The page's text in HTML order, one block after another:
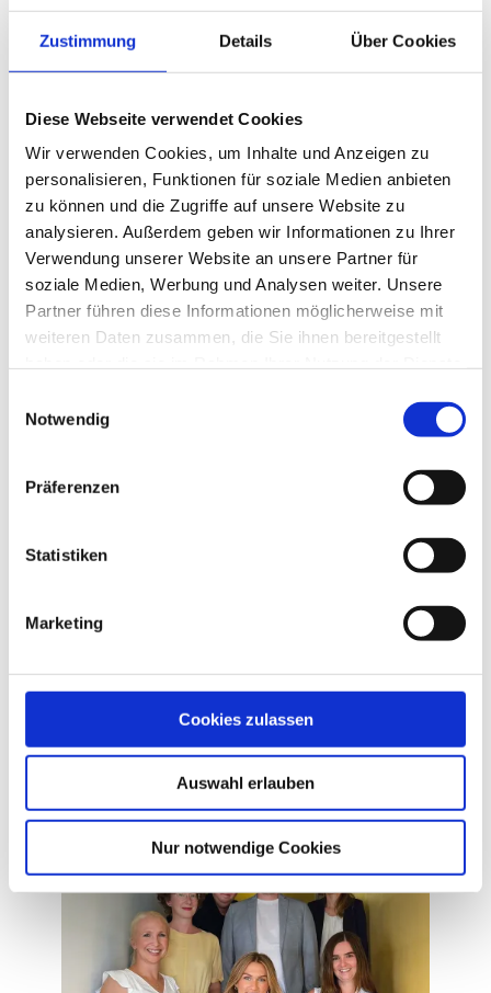
Zustimmung Details Über Cookies
Diese Webseite verwendet Cookies
Wir verwenden Cookies, um Inhalte und Anzeigen zu
personalisieren, Funktionen für soziale Medien anbieten
zu können und die Zugriffe auf unsere Website zu
analysieren. Außerdem geben wir Informationen zu Ihrer
Verwendung unserer Website an unsere Partner für
soziale Medien, Werbung und Analysen weiter. Unsere
Partner führen diese Informationen möglicherweise mit
weiteren Daten zusammen, die Sie ihnen bereitgestellt
Notwendig
Präferenzen
Statistiken
Marketing
Cookies zulassen
Auswahl erlauben
Nur notwendige Cookies
Gesellenprüfung Teil 2 in wenigen
Jahren auch digital
NebenMatthias Müller, dem Vorsitzenden des SWAV
waren auchMonika Rasche-Vitallowitz(Vorsitzende
des GP-Ausschusses Hessen), Gerold Strauss
(Vorsitzender des GP-Ausschusses Baden-
Würtemberg),Andrea Steck(Mitglied der
Gesellenprüfungsausschüsse in Rheinland-Pfalz) und
Peter Kupczyk(Geschäftsführer SWAV) vor Ort, um
dabei zu sein. Müller zeigte sich stolz über den
einwandfreien Ablauf der Prüfung: "So kann ich sehr
Gesellenprüfung Teil 2 wird in wenigen Jahren digital
Prüfung ist sowohl für die Prüflinge als auch für den
durchführenden Verband ein überaus positiver
ebenfalls vor Ort und wird in der Mai-Ausgabe
ausführlich über den Tag berichten.
Geschrieben von